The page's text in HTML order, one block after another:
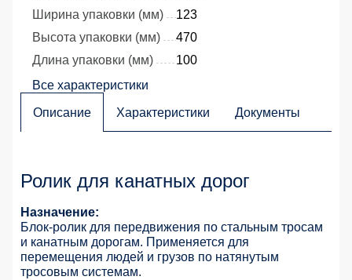
Ширина упаковки (мм)
123
Высота упаковки (мм)
470
Длина упаковки (мм)
100
Все характеристики
Описание Характеристики Документы
Ролик для канатных дорог
Назначение:
Блок-ролик для передвижения по стальным тросам
и канатным дорогам. Применяется для
перемещения людей и грузов по натянутым
тросовым системам.